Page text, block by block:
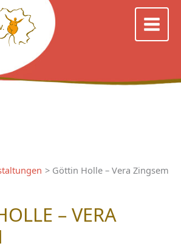
Göttin Holle – Vera Zingsem
– VERA